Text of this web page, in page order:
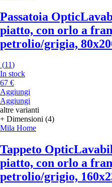
Passatoia Optic
piatto, con orlo a
petrolio/grigia,
(11)
In stock
67 €
Aggiungi
Aggiungi
altre varianti
+ Dimensioni (4)
Mila Home
Tappeto Optic
piatto, con orlo a
petrolio/grigio,